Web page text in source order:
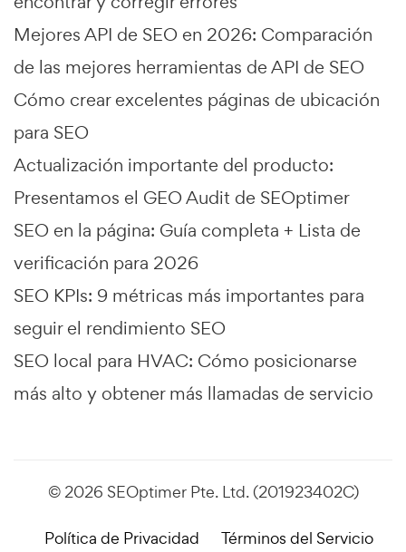
Mejores API de SEO en 2026: Comparación
de las mejores herramientas de API de SEO
Cómo crear excelentes páginas de ubicación
para SEO
Actualización importante del producto:
Presentamos el GEO Audit de SEOptimer
SEO en la página: Guía completa + Lista de
verificación para 2026
SEO KPIs: 9 métricas más importantes para
seguir el rendimiento SEO
SEO local para HVAC: Cómo posicionarse
más alto y obtener más llamadas de servicio
© 2026 SEOptimer Pte. Ltd. (201923402C)
Política de Privacidad Términos del Servicio